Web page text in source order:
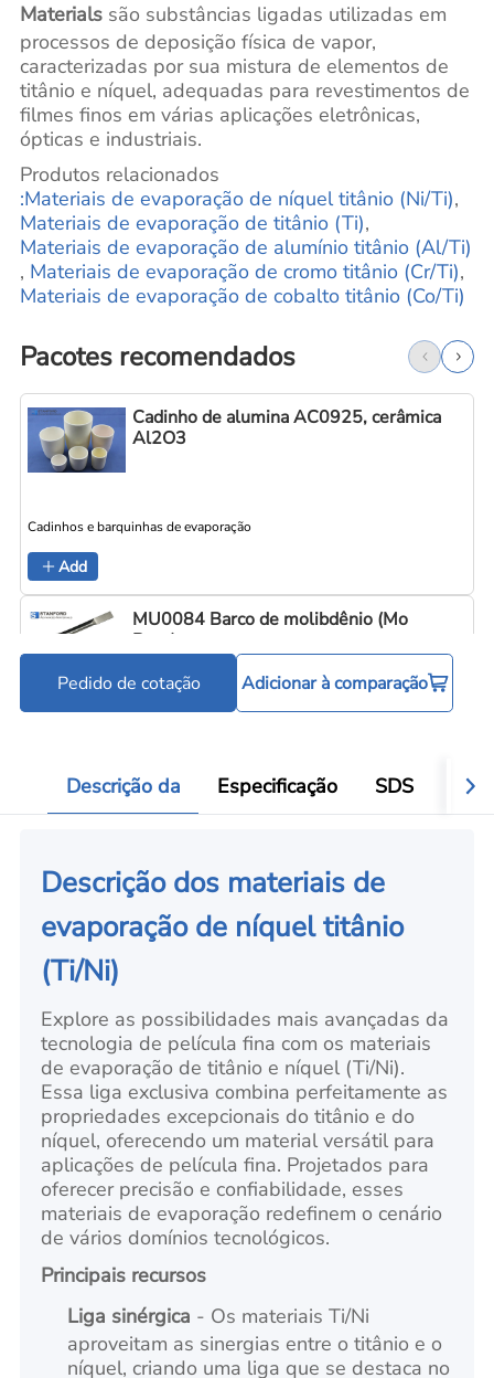
Materials são substâncias ligadas utilizadas em
processos de deposição física de vapor,
caracterizadas por sua mistura de elementos de
titânio e níquel, adequadas para revestimentos de
filmes finos em várias aplicações eletrônicas,
ópticas e industriais.
Produtos relacionados
:Materiais de evaporação de níquel titânio (Ni/Ti),
Materiais de evaporação de titânio (Ti),
Materiais de evaporação de alumínio titânio (Al/Ti)
, Materiais de evaporação de cromo titânio (Cr/Ti),
Materiais de evaporação de cobalto titânio (Co/Ti)
Pacotes recomendados
Cadinho de alumina AC0925, cerâmica
Al2O3
Cadinhos e barquinhas de evaporação
Add
MU0084 Barco de molibdênio (Mo
Boat)
Pedido de cotação Adicionar à comparação
Descrição da Especificação SDS
Descrição dos materiais de
evaporação de níquel titânio
(Ti/Ni)
Explore as possibilidades mais avançadas da
tecnologia de película fina com os materiais
de evaporação de titânio e níquel (Ti/Ni).
Essa liga exclusiva combina perfeitamente as
propriedades excepcionais do titânio e do
níquel, oferecendo um material versátil para
aplicações de película fina. Projetados para
oferecer precisão e confiabilidade, esses
materiais de evaporação redefinem o cenário
de vários domínios tecnológicos.
Principais recursos
Liga sinérgica - Os materiais Ti/Ni
aproveitam as sinergias entre o titânio e o
níquel, criando uma liga que se destaca no